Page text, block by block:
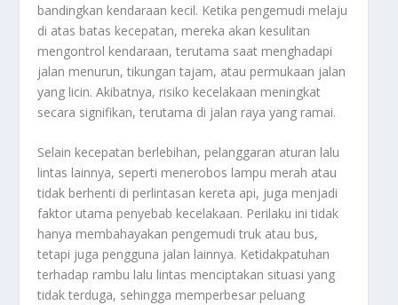
bandingkan kendaraan kecil. Ketika pengemudi melaju
di atas batas kecepatan, mereka akan kesulitan
mengontrol kendaraan, terutama saat menghadapi
jalan menurun, tikungan tajam, atau permukaan jalan
yang licin. Akibatnya, risiko kecelakaan meningkat
secara signifikan, terutama di jalan raya yang ramai.
Selain kecepatan berlebihan, pelanggaran aturan lalu
lintas lainnya, seperti menerobos lampu merah atau
tidak berhenti di perlintasan kereta api, juga menjadi
faktor utama penyebab kecelakaan. Perilaku ini tidak
hanya membahayakan pengemudi truk atau bus,
tetapi juga pengguna jalan lainnya. Ketidakpatuhan
terhadap rambu lalu lintas menciptakan situasi yang
tidak terduga, sehingga memperbesar peluang